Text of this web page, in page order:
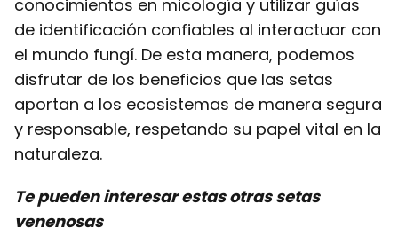
conocimientos en micología y utilizar guías
de identificación confiables al interactuar con
el mundo fungí. De esta manera, podemos
disfrutar de los beneficios que las setas
aportan a los ecosistemas de manera segura
y responsable, respetando su papel vital en la
naturaleza.
Te pueden interesar estas otras setas
venenosas